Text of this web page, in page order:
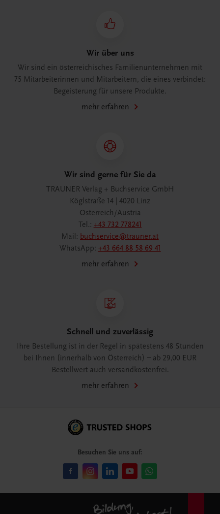
Wir über uns
Wir sind ein österreichisches Familienunternehmen mit
75 Mitarbeiterinnen und Mitarbeitern, die eines verbindet:
Begeisterung für unsere Produkte.
mehr erfahren
Wir sind gerne für Sie da
TRAUNER Verlag + Buchservice GmbH
Köglstraße 14 | 4020 Linz
Österreich/Austria
Tel.: +43 732 778241
Mail: buchservice@trauner.at
WhatsApp: +43 664 88 58 69 41
mehr erfahren
Schnell und zuverlässig
Ihre Bestellung ist in der Regel in spätestens 48 Stunden
bei Ihnen (innerhalb von Österreich) – ab 29,00 EUR
Bestellwert auch versandkostenfrei.
mehr erfahren
Besuchen Sie uns auf: